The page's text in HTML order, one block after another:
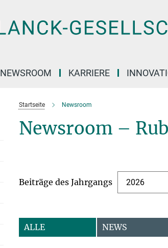
NEWSROOM KARRIERE
Startseite Newsroom
Newsroom –
Beiträge des Jahrgangs 2026
ALLE NEWS